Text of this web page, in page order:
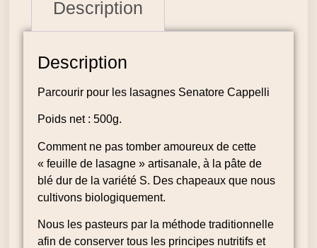
Description
Description
Parcourir pour les lasagnes Senatore Cappelli
Poids net : 500g.
Comment ne pas tomber amoureux de cette
« feuille de lasagne » artisanale, à la pâte de
blé dur de la variété S. Des chapeaux que nous
cultivons biologiquement.
Nous les pasteurs par la méthode traditionnelle
afin de conserver tous les principes nutritifs et